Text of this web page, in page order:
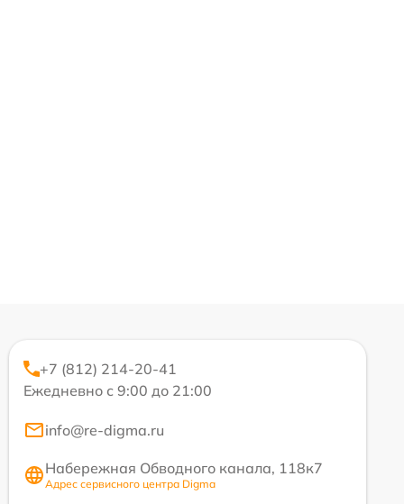
+7 (812) 214-20-41
Ежедневно с 9:00 до 21:00
info@re-digma.ru
Набережная Обводного канала, 118к7
Адрес сервисного центра Digma